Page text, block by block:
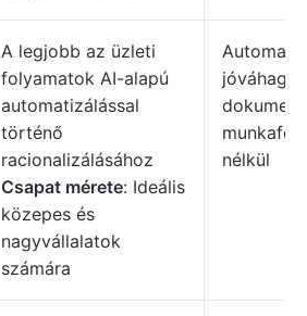
A legjobb az üzleti
folyamatok AI-alapú
automatizálással
történő
racionalizálásához
Csapat mérete: Ideális
közepes és
nagyvállalatok
számára
nélkül